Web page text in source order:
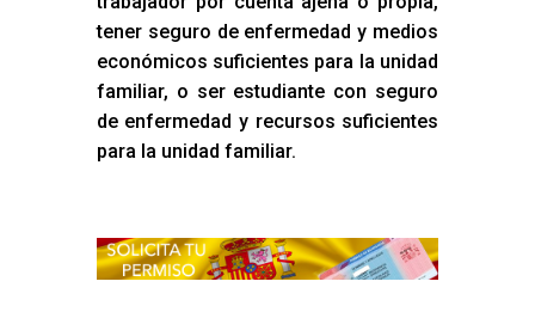
tener seguro de enfermedad y medios
económicos suficientes para la unidad
familiar, o ser estudiante con seguro
de enfermedad y recursos suficientes
para la unidad familiar.